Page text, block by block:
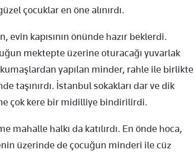
çocuklar en öne alınırdı.
evin kapısının önünde hazır beklerdi.
mektepte üzerine oturacağı yuvarlak
yapılan minder, rahle ile birlikte
taşınırdı. İstanbul sokakları dar ve dik
çok kere bir midilliye bindirilirdi.
mahalle halkı da katılırdı. En önde hoca,
üzerinde de çocuğun minderi ile cüz